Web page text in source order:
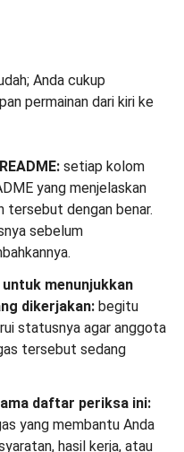
Anda cukup
permainan dari kiri ke
setiap kolom
yang menjelaskan
tersebut dengan benar.
sebelum
untuk menunjukkan
dikerjakan: begitu
statusnya agar anggota
tersebut sedang
daftar periksa ini:
yang membantu Anda
hasil kerja, atau